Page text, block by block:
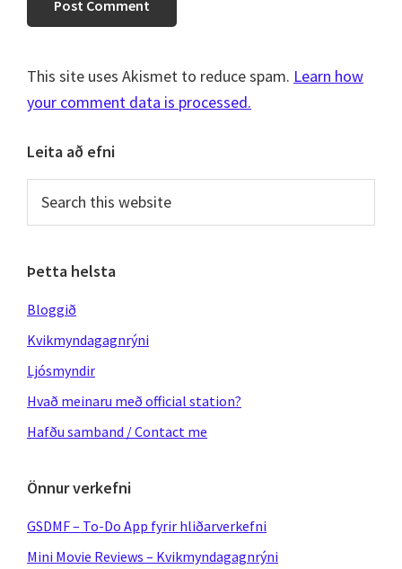
This site uses Akismet to reduce spam. Learn how
your comment data is processed.
Primary
Sidebar
Leita að efni
this
Þetta helsta
Bloggið
Kvikmyndagagnrýni
Ljósmyndir
Hvað meinaru með official station?
Hafðu samband / Contact me
Önnur verkefni
GSDMF – To-Do App fyrir hliðarverkefni
Mini Movie Reviews – Kvikmyndagagnrýni